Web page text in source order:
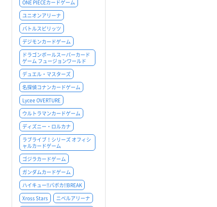
ONE PIECEカードゲーム
ユニオンアリーナ
バトルスピリッツ
デジモンカードゲーム
ドラゴンボールスーパーカード
ゲーム フュージョンワールド
デュエル・マスターズ
名探偵コナンカードゲーム
Lycee OVERTURE
ウルトラマンカードゲーム
ディズニー・ロルカナ
ラブライブ！シリーズ オフィシ
ャルカードゲーム
ゴジラカードゲーム
ガンダムカードゲーム
ハイキュー!!バボカ!!BREAK
Xross Stars
ニベルアリーナ